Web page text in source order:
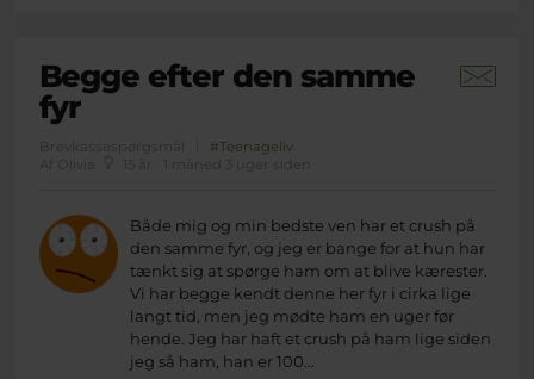
Begge efter den samme
fyr
Brevkassespørgsmål
#Teenageliv
Af Olivia
15 år · 1 måned 3 uger siden
Både mig og min bedste ven har et crush på
den samme fyr, og jeg er bange for at hun har
tænkt sig at spørge ham om at blive kærester.
Vi har begge kendt denne her fyr i cirka lige
langt tid, men jeg mødte ham en uger før
hende. Jeg har haft et crush på ham lige siden
jeg så ham, han er 100...